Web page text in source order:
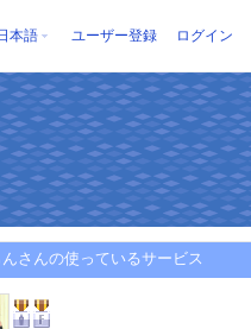
本語 ユーザー登録 ログイン
んさんの使っているサービス